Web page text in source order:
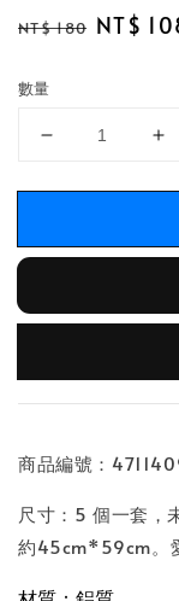
Regular
NT$ 180 Sale
NT$
數量
商品編號：
尺寸：5 個一套，
約45cm*59cm。